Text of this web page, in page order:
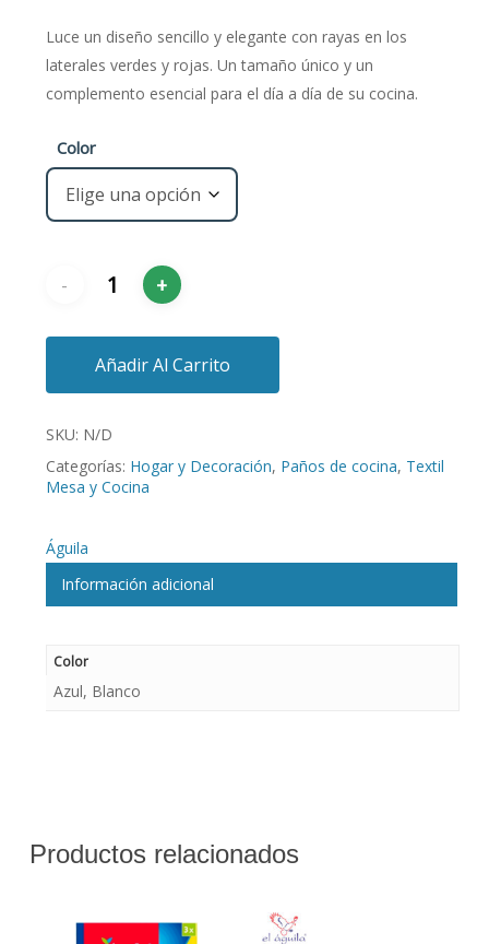
Luce un diseño sencillo y elegante con rayas en los
laterales verdes y rojas. Un tamaño único y un
complemento esencial para el día a día de su cocina.
Color
Añadir Al Carrito
SKU: N/D
Categorías: Hogar y Decoración, Paños de cocina, Textil
Mesa y Cocina
Águila
Información adicional
Color
Azul, Blanco
Productos relacionados